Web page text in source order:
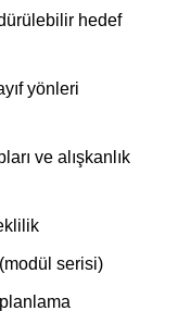
hedef
yönleri
ve alışkanlık
serisi)